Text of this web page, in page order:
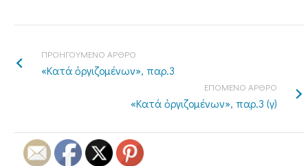
ΠΡΟΗΓΟΥΜΕΝΟ ΑΡΘΡΟ
«Κατά ὀργιζομένων», παρ.3
ΕΠΟΜΕΝΟ ΑΡΘΡΟ
«Κατά ὀργιζομένων», παρ.3 (γ)